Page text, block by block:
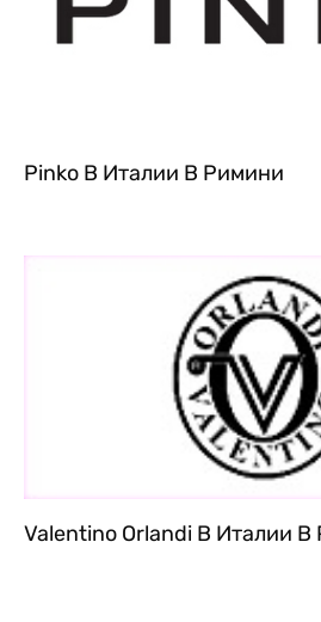
Pinko В Италии В Римини
Valentino Orlandi В Италии